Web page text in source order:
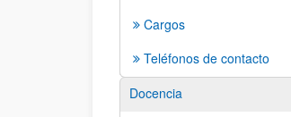
Cargos
Teléfonos de contacto
Docencia